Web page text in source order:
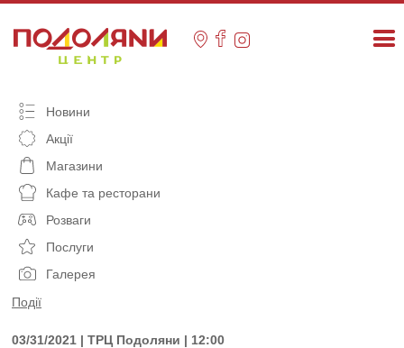
content
Новини
Акції
Магазини
Кафе та ресторани
Розваги
Послуги
Галерея
Події
03/31/2021 | ТРЦ Подоляни | 12:00